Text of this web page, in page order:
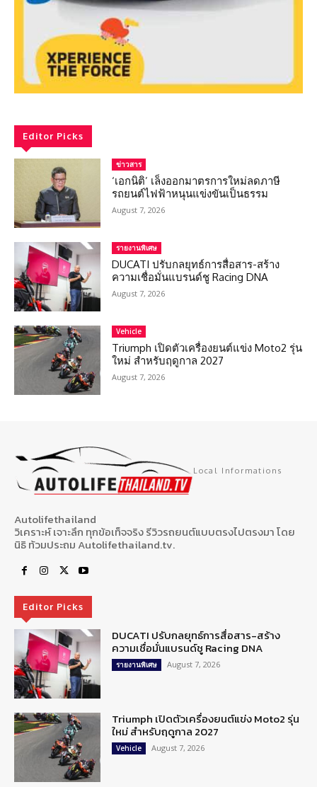
Editor Picks
ข่าวสาร
‘เอกนิติ’ เล็งออกมาตรการใหม่ลดภาษี
รถยนต์ไฟฟ้าหนุนแข่งขันเป็นธรรม
August 7, 2026
รายงานพิเศษ
DUCATI ปรับกลยุทธ์การสื่อสาร-สร้าง
ความเชื่อมั่นแบรนด์ชู Racing DNA
August 7, 2026
Vehicle
Triumph เปิดตัวเครื่องยนต์แข่ง Moto2 รุ่น
ใหม่ สำหรับฤดูกาล 2027
August 7, 2026
Local Informations
Autolifethailand
วิเคราะห์ เจาะลึก ทุกข้อเท็จจริง รีวิวรถยนต์แบบตรงไปตรงมา โดย
นิธิ ท้วมประถม Autolifethailand.tv.
Editor Picks
DUCATI ปรับกลยุทธ์การสื่อสาร-สร้าง
ความเชื่อมั่นแบรนด์ชู Racing DNA
รายงานพิเศษ August 7, 2026
Triumph เปิดตัวเครื่องยนต์แข่ง Moto2 รุ่น
ใหม่ สำหรับฤดูกาล 2027
Vehicle August 7, 2026